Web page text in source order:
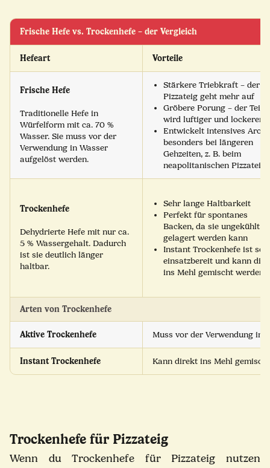
Frische Hefe vs. Trockenhefe – der Vergleich
Hefeart Vorteile
Frische Hefe
Traditionelle Hefe in
Würfelform mit ca. 70 %
Wasser. Sie muss vor der
Verwendung in Wasser
aufgelöst werden.
Stärkere Triebkraft – der
Pizzateig geht mehr auf
Gröbere Porung – der Teig
wird luftiger und lockerer
Entwickelt intensives
besonders bei längeren
Gehzeiten, z. B. beim
neapolitanischen Pizzateig
Trockenhefe
Dehydrierte Hefe mit nur ca.
5 % Wassergehalt. Dadurch
ist sie deutlich länger
haltbar.
Sehr lange Haltbarkeit
Perfekt für spontanes
Backen, da sie ungekühlt
gelagert werden kann
Instant Trockenhefe ist
einsatzbereit und kann
ins Mehl gemischt werden
Arten von Trockenhefe
Aktive Trockenhefe Muss vor der Verwendung in
Instant Trockenhefe Kann direkt ins Mehl
Trockenhefe für Pizzateig
Wenn du Trockenhefe für Pizzateig nutzen